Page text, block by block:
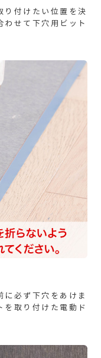
り付けたい位置を決
わせて下穴用ビット
に必ず下穴をあけま
を取り付けた電動ド